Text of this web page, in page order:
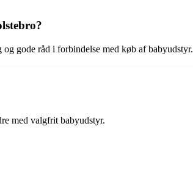
gode råd i forbindelse med køb af babyudstyr.
med valgfrit babyudstyr.